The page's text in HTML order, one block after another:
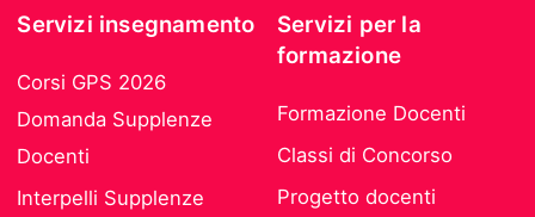
Servizi insegnamento
Corsi GPS 2026
Domanda Supplenze
Docenti
Interpelli Supplenze
Servizi per la
formazione
Formazione Docenti
Classi di Concorso
Progetto docenti